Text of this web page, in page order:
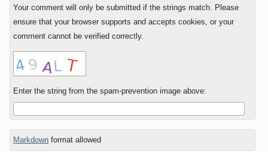
Your comment will only be submitted if the strings match. Please
ensure that your browser supports and accepts cookies, or your
comment cannot be verified correctly.
Enter the string from the spam-prevention image above:
Markdownformat allowed